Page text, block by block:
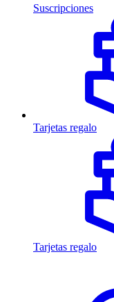
Suscripciones
Tarjetas regalo
Tarjetas regalo